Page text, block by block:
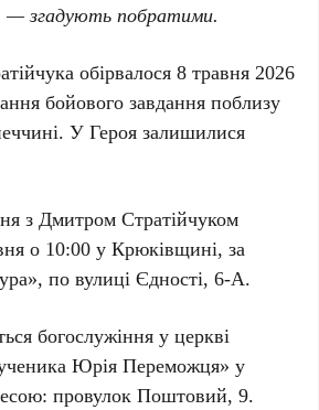
— згадують побратими.
обірвалося8 травня 2026
бойового завдання поблизу
. У Героя залишилися
зДмитром Стратійчуком
о 10:00 уКрюківщині, за
по вулиці Єдності,6-А.
богослужіння у церкві
Юрія Переможця» у
провулок Поштовий,9.